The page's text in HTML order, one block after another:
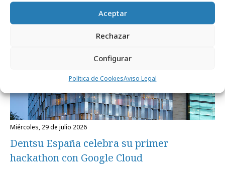
Aceptar
Rechazar
Configurar
Política de CookiesAviso Legal
Empresas y Negocios
miércoles, 29 de julio 2026
Dentsu España celebra su primer
hackathon con Google Cloud